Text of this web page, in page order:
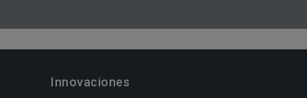
Innovaciones